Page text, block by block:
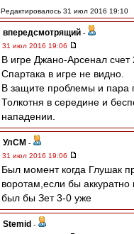
Редактировалось 31 июл 2016 19:10
впередсмотрящий -
31 июл 2016 19:06
В игре Джано-Арсенал счет
Спартака в игре не видно.
В защите проблемы и пара
Толкотня в середине и
нападении.
УлСМ -
31 июл 2016 19:06
Был момент когда Глушак
воротам,если бы
был бы Зет 3-0 уже
Stemid -